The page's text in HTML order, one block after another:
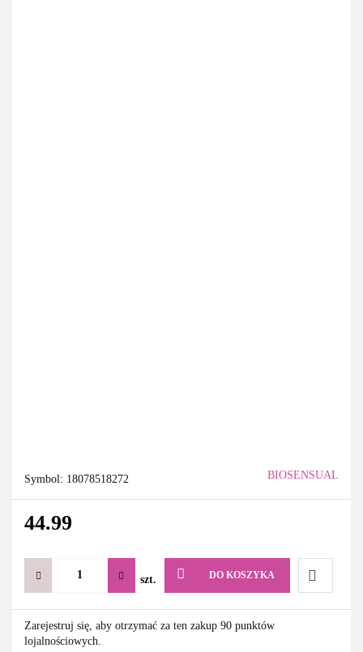
Symbol: 18078518272 BIOSENSUAL
44.99
szt. DO KOSZYKA
Do
Zarejestruj się, aby otrzymać za ten zakup 90 punktów
lojalnościowych.